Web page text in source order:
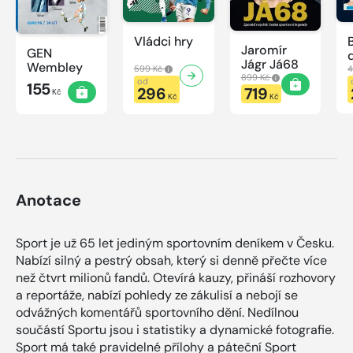
GEN
Wembley
155Kč
Vládci hry
599 Kč
od
296 Kč
Jaromír
Jágr Já68
899 Kč
719 Kč
Anotace
Sport je už 65 let jediným sportovním deníkem v Česku.
Nabízí silný a pestrý obsah, který si denně přečte více
než čtvrt milionů fandů. Otevírá kauzy, přináší rozhovory
a reportáže, nabízí pohledy ze zákulisí a nebojí se
odvážných komentářů sportovního dění. Nedílnou
součástí Sportu jsou i statistiky a dynamické fotografie.
Sport má také pravidelné přílohy a páteční Sport